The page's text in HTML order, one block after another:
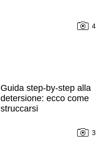
4
Guida step-by-step alla
detersione: ecco come
struccarsi
3